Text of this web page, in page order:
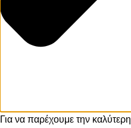
Για να παρέχουμε την